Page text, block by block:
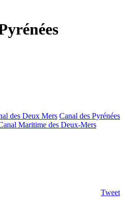
des Deux Mers Canal des Pyrénées
Maritime des Deux-Mers
Tweet